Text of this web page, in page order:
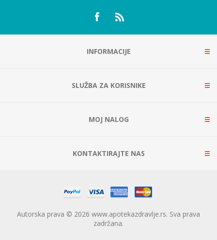
INFORMACIJE
SLUŽBA ZA KORISNIKE
MOJ NALOG
KONTAKTIRAJTE NAS
Autorska prava © 2026 www.apotekazdravlje.rs. Sva prava
zadržana.